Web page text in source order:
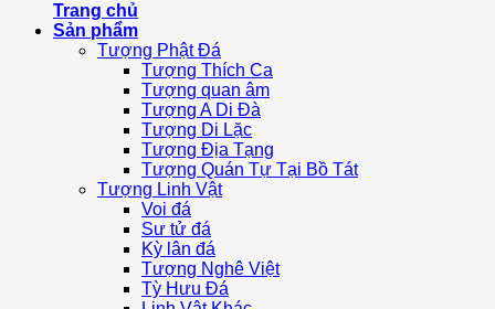
Trang chủ
Sản phẩm
Tượng Phật Đá
Tượng Thích Ca
Tượng quan âm
Tượng A Di Đà
Tượng Di Lặc
Tượng Địa Tạng
Tượng Quán Tự Tại Bồ Tát
Tượng Linh Vật
Voi đá
Sư tử đá
Kỳ lân đá
Tượng Nghê Việt
Tỳ Hưu Đá